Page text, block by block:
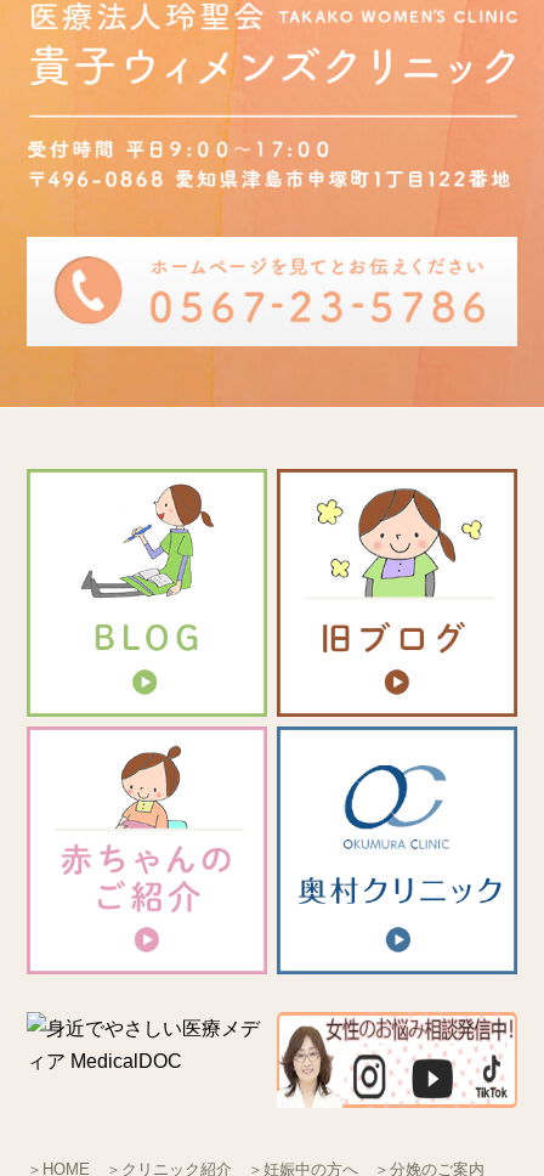
＞HOME ＞クリニック紹介 ＞妊娠中の方へ ＞分娩のご案内